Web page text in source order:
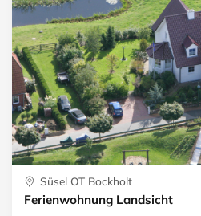
Süsel OT Bockholt
Ferienwohnung Landsicht